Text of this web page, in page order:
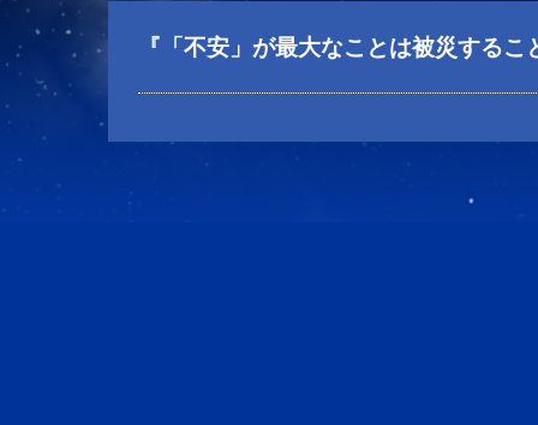
『「不安」が最大なことは被災するこ